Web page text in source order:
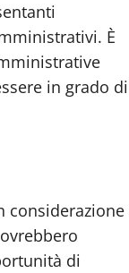
È
in grado di
considerazione
di